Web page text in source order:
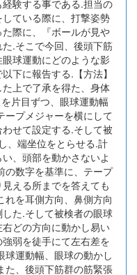
験する事である.担当の
ている際に、打撃姿勢
際に、『ボールが見や
.そこで今回、後頭下筋
球運動にどのような影
下に報告する.【方法】
上で了承を得た、身体
片目ずつ、眼球運動幅
ープメジャーを横にして
せて設定する.そして被
、端坐位をとらせる.計
、頭部を動かさないよ
の数字を基準に、テープ
える所までを答えても
れを耳側方向、鼻側方向
た.そして被検者の眼球
どの方向に動かし易い
弱を徒手にて左右差を
運動幅、眼球の動かし
た、後頭下筋群の筋緊張